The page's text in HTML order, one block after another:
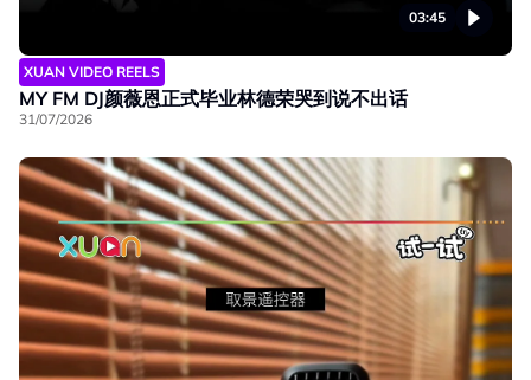
03:45
XUAN VIDEO REELS
MY FM DJ颜薇恩正式毕业林德荣哭到说不出话
31/07/2026